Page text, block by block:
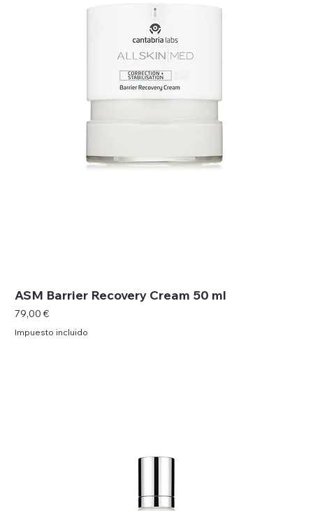
ASM Barrier Recovery Cream 50 ml
Precio
79,00 €
Impuesto incluido